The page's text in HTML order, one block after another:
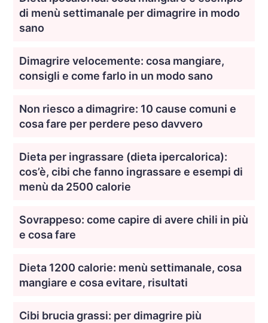
di menù settimanale per dimagrire in modo
sano
Dimagrire velocemente: cosa mangiare,
consigli e come farlo in un modo sano
Non riesco a dimagrire: 10 cause comuni e
cosa fare per perdere peso davvero
Dieta per ingrassare (dieta ipercalorica):
cos’è, cibi che fanno ingrassare e esempi di
menù da 2500 calorie
Sovrappeso: come capire di avere chili in più
e cosa fare
Dieta 1200 calorie: menù settimanale, cosa
mangiare e cosa evitare, risultati
Cibi brucia grassi: per dimagrire più